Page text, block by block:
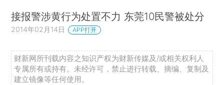
接报警涉黄行为处置不力 东莞10民警被处分
2014年02月14日 APP打开
财新网所刊载内容之知识产权为财新传媒及/或相关权利人
专属所有或持有。未经许可，禁止进行转载、摘编、复制及
建立镜像等任何使用。